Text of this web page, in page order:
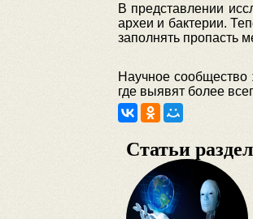
В представлении
археи и бактерии.
заполнять пропасть
Научное сообщество
где выявят более
Статьи